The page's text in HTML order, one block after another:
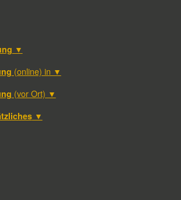
▼
(online) in ▼
(vor Ort) ▼
▼